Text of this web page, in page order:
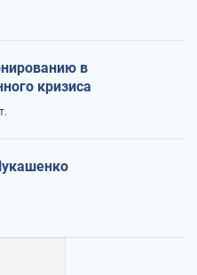
в
кризиса